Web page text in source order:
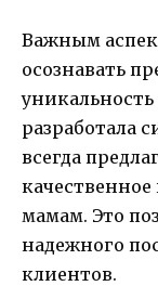
Важным
осознавать
разработала
всегда
мамам. Это
надежного
клиентов.